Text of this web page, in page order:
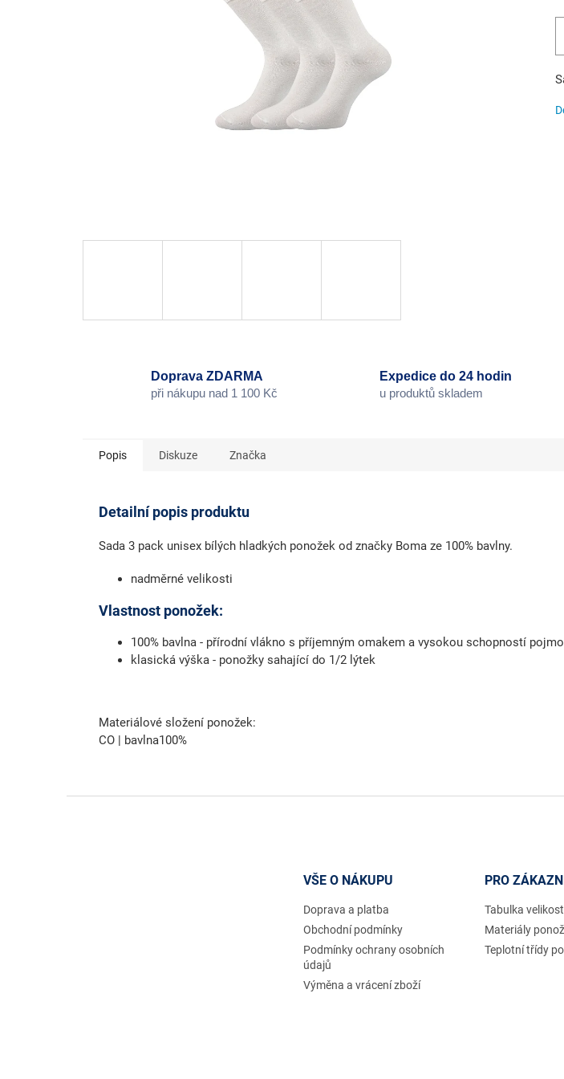
Doprava ZDARMA
při nákupu nad 1 100 Kč
Expedice do 24 hodin
u produktů skladem
Popis Diskuze Značka
Detailní popis produktu
Sada 3 pack unisex bílých hladkých ponožek od značky Boma ze 100% bavlny.
nadměrné velikosti
Vlastnost ponožek:
100% bavlna - přírodní vlákno s příjemným omakem a vysokou schopností
klasická výška - ponožky sahající do 1/2 lýtek
Materiálové složení ponožek:
CO | bavlna100%
VŠE O NÁKUPU
Doprava a platba
Obchodní podmínky
Podmínky ochrany osobních
údajů
Výměna a vrácení zboží
PRO
Tabulka
Materiály
Teplotní třídy